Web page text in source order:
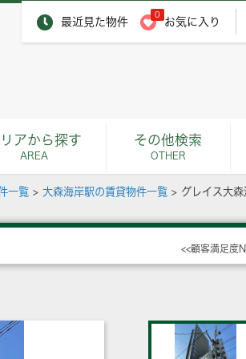
最近見た物件
0
お気に入り
アから探す
AREA
その他検索
OTHER
一覧 > 大森海岸駅の賃貸物件一覧 > グレイス大森
<<顧客満足度